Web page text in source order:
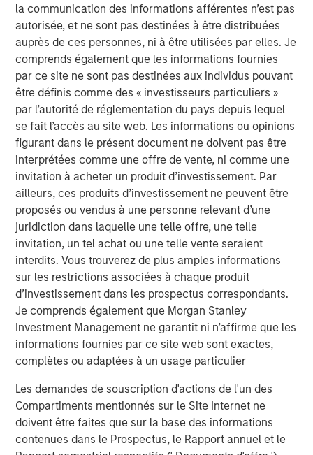
la communication des informations afférentes n’est pas
autorisée, et ne sont pas destinées à être distribuées
auprès de ces personnes, ni à être utilisées par elles. Je
comprends également que les informations fournies
par ce site ne sont pas destinées aux individus pouvant
être définis comme des « investisseurs particuliers »
par l’autorité de réglementation du pays depuis lequel
se fait l’accès au site web. Les informations ou opinions
figurant dans le présent document ne doivent pas être
interprétées comme une offre de vente, ni comme une
invitation à acheter un produit d’investissement. Par
ailleurs, ces produits d’investissement ne peuvent être
proposés ou vendus à une personne relevant d’une
juridiction dans laquelle une telle offre, une telle
invitation, un tel achat ou une telle vente seraient
interdits. Vous trouverez de plus amples informations
sur les restrictions associées à chaque produit
d’investissement dans les prospectus correspondants.
Je comprends également que Morgan Stanley
Investment Management ne garantit ni n’affirme que les
informations fournies par ce site web sont exactes,
complètes ou adaptées à un usage particulier
Les demandes de souscription d'actions de l'un des
Compartiments mentionnés sur le Site Internet ne
doivent être faites que sur la base des informations
contenues dans le Prospectus, le Rapport annuel et le
Adam Shaw, Managing Director of Morgan Stanley
Capital Partners, said, “We are excited to partner with
World 50 and its talented management team as they
continue to build the premier peer-to-peer platform for
business executives. The Company’s consistent track
record of exceptional growth and leading culture are a
testament to what David and the team at World 50 have
built.”
Jim Howland, Managing Director and Head of Portfolio
Operations at Morgan Stanly Capital Partners, added, “We
believe World 50 provides an unmatched experience for
its members, as evidenced by its leading Net Promoter
Score and incredibly high member retention. Over the
coming years we look forward to collaborating with the
management team to enhance the member connectivity,
expand the Company’s geographic reach and further
leverage technology to improve the member experience.”
David Wilkie, Chief Executive Officer of World 50, said,
“We are excited to team up with Morgan Stanley Capital
Partners as we enter a new phase of growth to broaden
our networks and enrich our member experience. We are
proud of the work already accomplished and expect this
new partnership to deliver significant value as we build
upon our strong foundation of operational excellence and
drive enhanced value to our members.”